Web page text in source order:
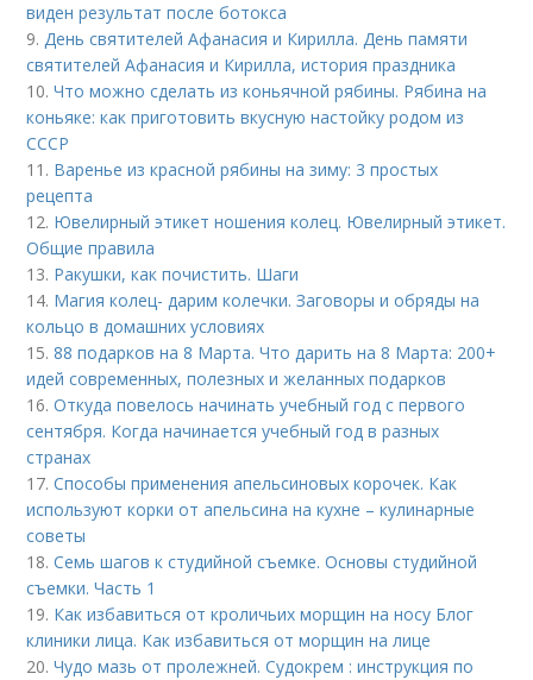
виден результат после ботокса
9.День святителей Афанасия и Кирилла. День памяти
святителей Афанасия и Кирилла, история праздника
10.Что можно сделать из коньячной рябины. Рябина на
коньяке: как приготовить вкусную настойку родом из
СССР
11. Варенье из красной рябины на зиму: 3 простых
рецепта
12. Ювелирный этикет ношения колец. Ювелирный этикет.
Общие правила
13. Ракушки, как почистить. Шаги
14. Магия колец- дарим колечки. Заговоры и обряды на
кольцо в домашних условиях
15.88 подарков на 8 Марта. Что дарить на 8 Марта: 200+
идей современных, полезных и желанных подарков
16.Откуда повелось начинать учебный год с первого
сентября. Когда начинается учебный год в разных
странах
17.Способы применения апельсиновых корочек. Как
используют корки от апельсина на кухне – кулинарные
советы
18.Семь шагов к студийной съемке. Основы студийной
съемки. Часть 1
19. Как избавиться от кроличьих морщин на носу Блог
клиники лица. Как избавиться от морщин на лице
20.Чудо мазь от пролежней. Судокрем : инструкция по